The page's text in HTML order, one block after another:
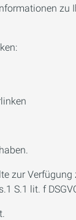
zu
zur
S.1 lit. f